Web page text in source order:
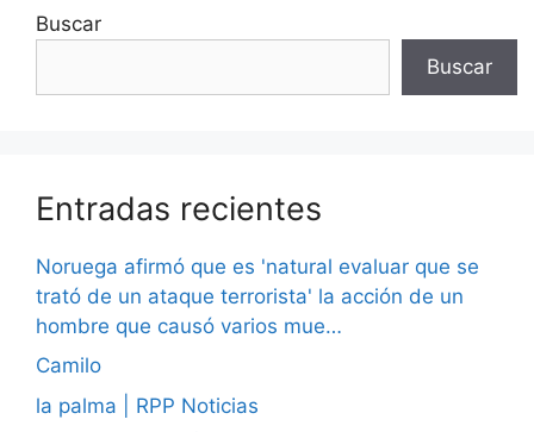
Buscar
Buscar
Entradas recientes
Noruega afirmó que es 'natural evaluar que se
trató de un ataque terrorista' la acción de un
hombre que causó varios mue…
Camilo
la palma | RPP Noticias